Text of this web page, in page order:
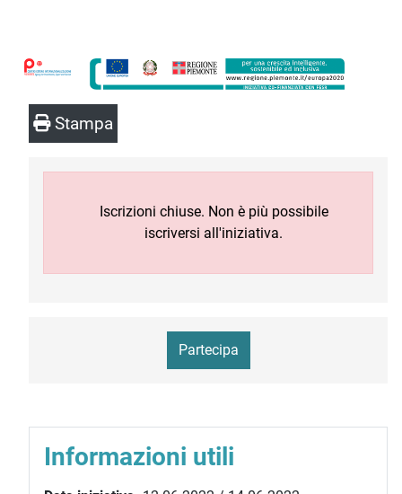
Stampa
Iscrizioni chiuse. Non è più possibile
iscriversi all'iniziativa.
Partecipa
Informazioni utili